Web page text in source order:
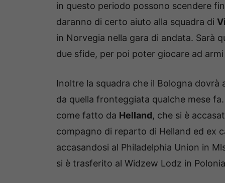
in questo periodo possono scendere
daranno di certo aiuto alla squadra di
in Norvegia nella gara di andata. Sarà
due sfide, per poi poter giocare ad armi
Inoltre la squadra che il Bologna
da quella fronteggiata qualche mese
come fatto da Helland, che si è
compagno di reparto di Helland ed ex
accasandosi al Philadelphia Union in
si è trasferito al Widzew Lodz in